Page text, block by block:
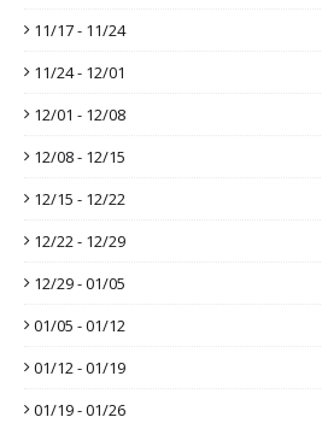
11/17 - 11/24
11/24 - 12/01
12/01 - 12/08
12/08 - 12/15
12/15 - 12/22
12/22 - 12/29
12/29 - 01/05
01/05 - 01/12
01/12 - 01/19
01/19 - 01/26